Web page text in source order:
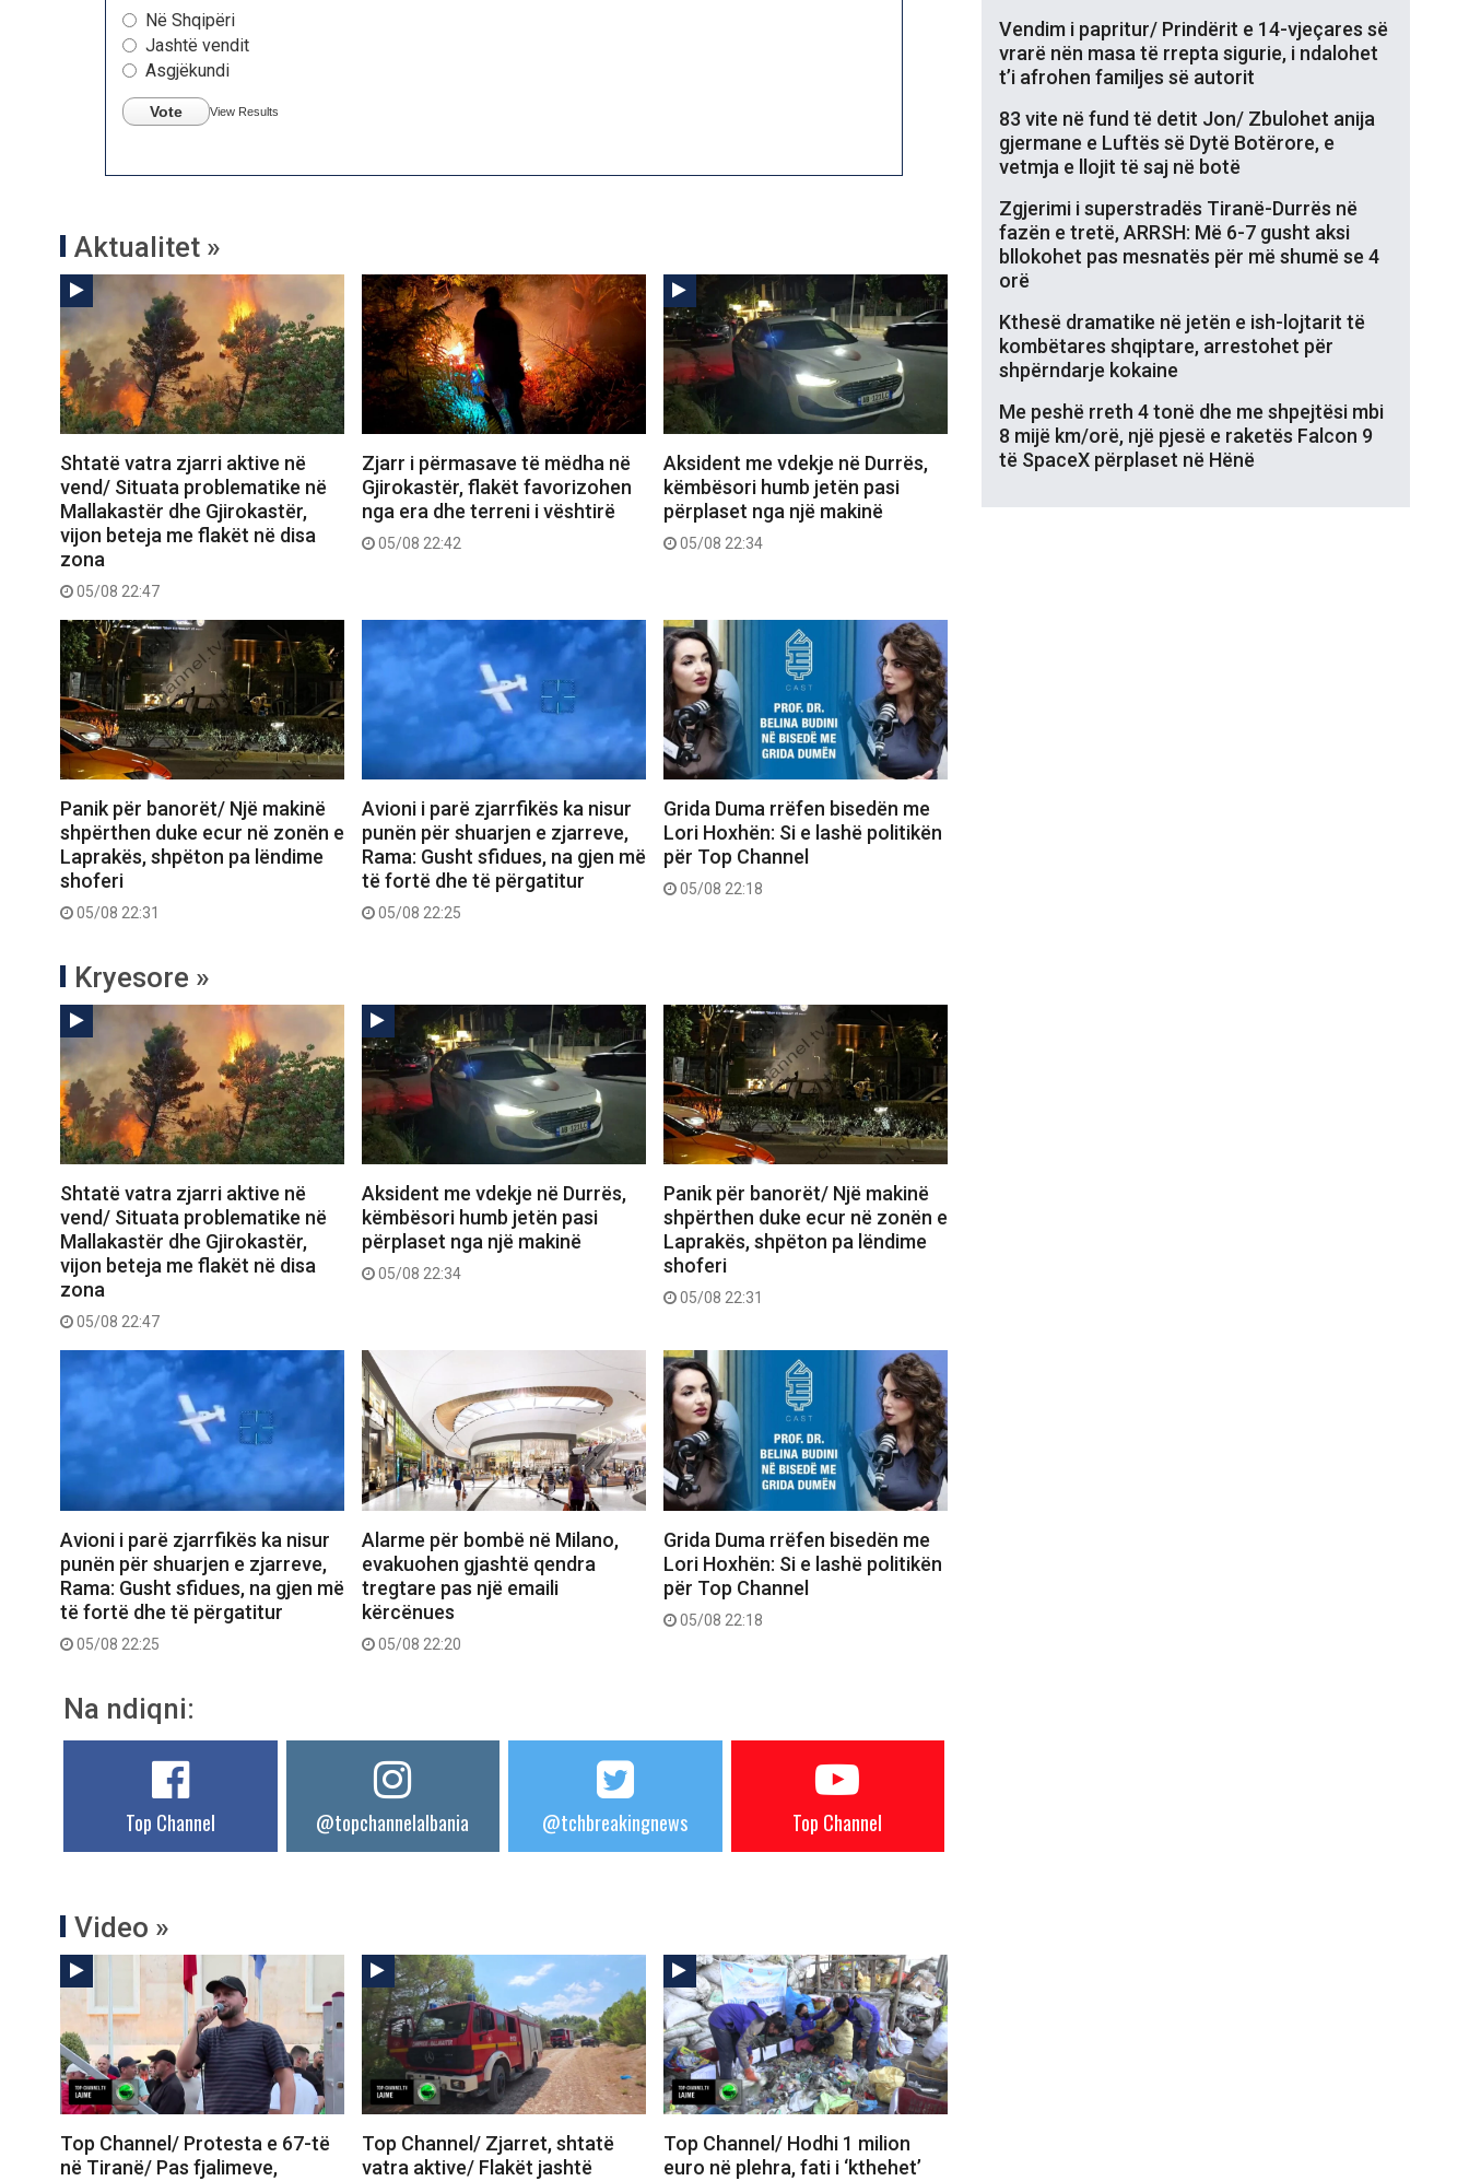
Në Shqipëri
Jashtë vendit
Asgjëkundi
Vote View Results
Aktualitet »
Shtatë vatra zjarri aktive në
vend/ Situata problematike në
Mallakastër dhe Gjirokastër,
vijon beteja me flakët në disa
zona
05/08 22:47
Zjarr i përmasave të mëdha në
Gjirokastër, flakët favorizohen
nga era dhe terreni i vështirë
05/08 22:42
Aksident me vdekje në Durrës,
këmbësori humb jetën pasi
përplaset nga një makinë
05/08 22:34
Panik për banorët/ Një makinë
shpërthen duke ecur në zonën e
Laprakës, shpëton pa lëndime
shoferi
05/08 22:31
Avioni i parë zjarrfikës ka nisur
punën për shuarjen e zjarreve,
Rama: Gusht sfidues, na gjen më
të fortë dhe të përgatitur
05/08 22:25
Grida Duma rrëfen bisedën me
Lori Hoxhën: Si e lashë politikën
për Top Channel
05/08 22:18
Kryesore »
Shtatë vatra zjarri aktive në
vend/ Situata problematike në
Mallakastër dhe Gjirokastër,
vijon beteja me flakët në disa
zona
05/08 22:47
Aksident me vdekje në Durrës,
këmbësori humb jetën pasi
përplaset nga një makinë
05/08 22:34
Panik për banorët/ Një makinë
shpërthen duke ecur në zonën e
Laprakës, shpëton pa lëndime
shoferi
05/08 22:31
Avioni i parë zjarrfikës ka nisur
punën për shuarjen e zjarreve,
Rama: Gusht sfidues, na gjen më
të fortë dhe të përgatitur
05/08 22:25
Alarme për bombë në Milano,
evakuohen gjashtë qendra
tregtare pas një emaili
kërcënues
05/08 22:20
Grida Duma rrëfen bisedën me
Lori Hoxhën: Si e lashë politikën
për Top Channel
05/08 22:18
Na ndiqni:
Top Channel @topchannelalbania @tchbreakingnews Top Channel
Video »
Top Channel/ Protesta e 67-të
në Tiranë/ Pas fjalimeve,
Top Channel/ Zjarret, shtatë
vatra aktive/ Flakët jashtë
Top Channel/ Hodhi 1 milion
euro në plehra, fati i ‘kthehet’
Vendim i papritur/ Prindërit e 14-vjeçares së
vrarë nën masa të rrepta sigurie, i ndalohet
t’i afrohen familjes së autorit
83 vite në fund të detit Jon/ Zbulohet anija
gjermane e Luftës së Dytë Botërore, e
vetmja e llojit të saj në botë
Zgjerimi i superstradës Tiranë-Durrës në
fazën e tretë, ARRSH: Më 6-7 gusht aksi
bllokohet pas mesnatës për më shumë se 4
orë
Kthesë dramatike në jetën e ish-lojtarit të
kombëtares shqiptare, arrestohet për
shpërndarje kokaine
Me peshë rreth 4 tonë dhe me shpejtësi mbi
8 mijë km/orë, një pjesë e raketës Falcon 9
të SpaceX përplaset në Hënë